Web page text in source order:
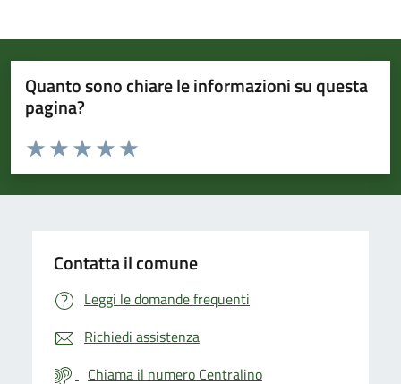
Quanto sono chiare le informazioni su questa
pagina?
Valuta da 1 a 5 stelle la pagina
Valuta 5 stelle su 5
Valuta 4 stelle su 5
Valuta 3 stelle su 5
Valuta 2 stelle su 5
Valuta 1 stelle su 5
Contatta il comune
Leggi le domande frequenti
Richiedi assistenza
Chiama il numero Centralino